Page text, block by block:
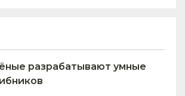
разрабатывают умные